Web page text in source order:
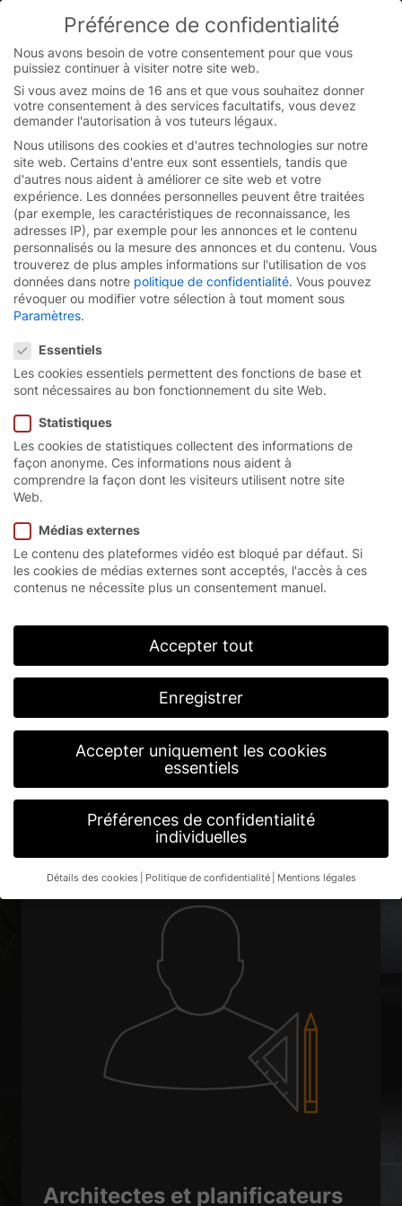
You are currently on the French website.
Switch to the English version.
Skip
content
La traditionde la
diversité et la qualité.
Page d’accueil/Utilisateurs
Des solutions pour
différents utilisateurs.
Nous connaissons les secteurs de nos clients et les
domaines d’utilisation de nos portes. C’est pourquoi
nous savons exactement ce que nos clients
attendent des portes haut de gamme: la fiabilité et
la sécurité, la rapidité et un service après-vente de
premier ordre. EFAFLEX fabrique et fournit des
produits sur mesure pour vous aussi : dans vos
dimensions, pour votre secteur, dans le monde
Architectes et planificateurs
Préférence de confidentialité
Nous avons besoin de votre consentement pour que vous
puissiez continuer à visiter notre site web.
Si vous avez moins de 16 ans et que vous souhaitez donner
votre consentement à des services facultatifs, vous devez
demander l'autorisation à vos tuteurs légaux.
Nous utilisons des cookies et d'autres technologies sur notre
site web. Certains d'entre eux sont essentiels, tandis que
d'autres nous aident à améliorer ce site web et votre
expérience. Les données personnelles peuvent être traitées
(par exemple, les caractéristiques de reconnaissance, les
adresses IP), par exemple pour les annonces et le contenu
personnalisés ou la mesure des annonces et du contenu. Vous
trouverez de plus amples informations sur l'utilisation de vos
données dans notre politique de confidentialité. Vous pouvez
révoquer ou modifier votre sélection à tout moment sous
Paramètres.
Essentiels
Les cookies essentiels permettent des fonctions de base et
sont nécessaires au bon fonctionnement du site Web.
Statistiques
Les cookies de statistiques collectent des informations de
façon anonyme. Ces informations nous aident à
comprendre la façon dont les visiteurs utilisent notre site
Web.
Médias externes
Le contenu des plateformes vidéo est bloqué par défaut. Si
les cookies de médias externes sont acceptés, l'accès à ces
contenus ne nécessite plus un consentement manuel.
Accepter tout
Enregistrer
Accepter uniquement les cookies
essentiels
Préférences de confidentialité
individuelles
Détails des cookies Politique de confidentialité Mentions légales
Préférence de confidentialité
Si vous avez moins de 16 ans et que vous souhaitez donner
demander l'autorisation à vos tuteurs légaux.
Nous utilisons des cookies et d'autres technologies sur notre
site web. Certains d'entre eux sont essentiels, tandis que
d'autres nous aident à améliorer ce site web et votre
Les données personnelles peuvent être traitées
(par exemple, les caractéristiques de reconnaissance, les
adresses IP), par exemple pour les annonces et le contenu
personnalisés ou la mesure des annonces et du contenu.
trouverez de plus amples informations sur l'utilisation de vos